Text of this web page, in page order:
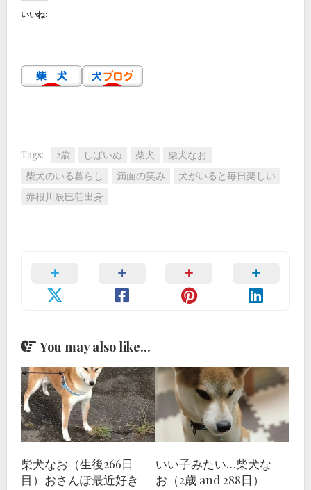
いいね:
Tags: 2歳 しばいぬ 柴犬
柴犬なお
柴犬のいる暮らし
満面の笑み
犬がいると毎日楽しい
赤根川辰巳荘出身
You may also like...
柴犬なお（生後266日
目）おさんぽ最近好き
いい子みたい…柴犬な
お（2歳 and 288日）